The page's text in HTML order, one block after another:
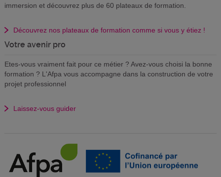
immersion et découvrez plus de 60 plateaux de formation.
Découvrez nos plateaux de formation comme si vous y étiez !
Votre avenir pro
Etes-vous vraiment fait pour ce métier ? Avez-vous choisi la bonne
formation ? L'Afpa vous accompagne dans la construction de votre
projet professionnel
Laissez-vous guider